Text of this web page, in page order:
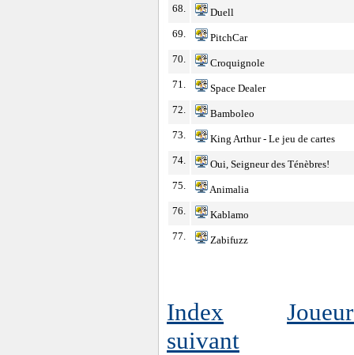
68.
Duell
69.
PitchCar
70.
Croquignole
71.
Space Dealer
72.
Bamboleo
73.
King Arthur - Le jeu de cartes
74.
Oui, Seigneur des Ténèbres!
75.
Animalia
76.
Kablamo
77.
Zabifuzz
Index
suivant